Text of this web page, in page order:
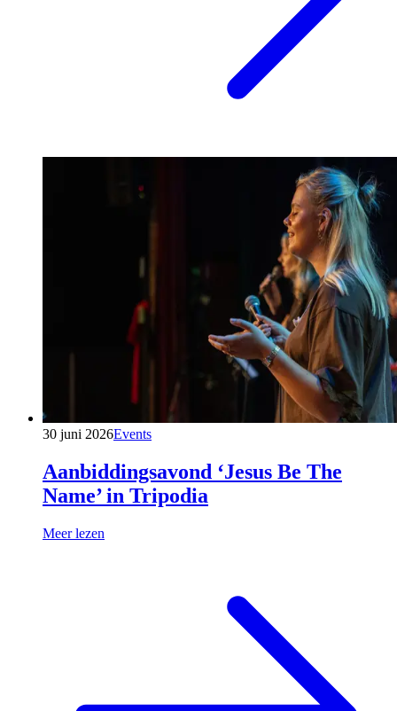
30 juni 2026Events
Aanbiddingsavond ‘Jesus Be The
Name’ in Tripodia
Meer lezen